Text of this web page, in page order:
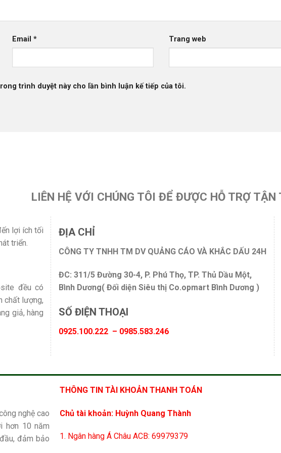
Email* Trang web
trình duyệt này cho lần bình luận kế tiếp của tôi.
LIÊN HỆ VỚI CHÚNG TÔI ĐỂ ĐƯỢC HỖ TRỢ TẬN
lợi ích tối
triển.
đều có
chất lượng,
giả, hàng
ĐỊA CHỈ
CÔNG TY TNHH TM DV QUẢNG CÁO VÀ KHẮC DẤU 24H
ĐC: 311/5 Đường 30-4, P. Phú Thọ, TP. Thủ Dầu Một,
Bình Dương( Đối diện Siêu thị Co.opmart Bình Dương )
SỐ ĐIỆN THOẠI
0925.100.222 – 0985.583.246
nghệ cao
hơn 10 năm
đảm bảo
THÔNG TIN TÀI KHOẢN THANH TOÁN
Chủ tài khoản: Huỳnh Quang Thành
1. Ngân hàng Á Châu ACB: 69979379